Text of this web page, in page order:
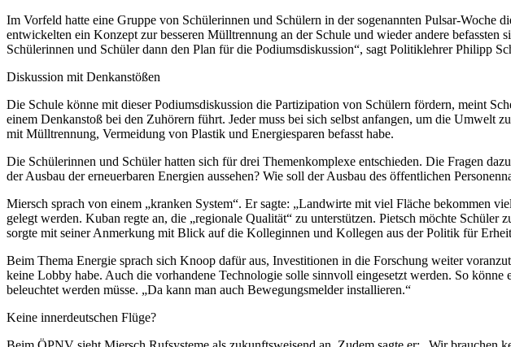
Im Vorfeld hatte eine Gruppe von Schülerinnen und Schülern in der sogenannten Pulsar-
entwickelten ein Konzept zur besseren Mülltrennung an der Schule und wieder andere
Schülerinnen und Schüler dann den Plan für die Podiumsdiskussion“, sagt Politiklehrer Philipp
Diskussion mit Denkanstößen
Die Schule könne mit dieser Podiumsdiskussion die Partizipation von Schülern fördern, meint
einem Denkanstoß bei den Zuhörern führt. Jeder muss bei sich selbst anfangen, um die Umwelt
mit Mülltrennung, Vermeidung von Plastik und Energiesparen befasst habe.
Die Schülerinnen und Schüler hatten sich für drei Themenkomplexe entschieden. Die Fragen
der Ausbau der erneuerbaren Energien aussehen? Wie soll der Ausbau des öffentlichen
Miersch sprach von einem „kranken System“. Er sagte: „Landwirte mit viel Fläche bekommen
gelegt werden. Kuban regte an, die „regionale Qualität“ zu unterstützen. Pietsch möchte Schüler
sorgte mit seiner Anmerkung mit Blick auf die Kolleginnen und Kollegen aus der Politik für
Beim Thema Energie sprach sich Knoop dafür aus, Investitionen in die Forschung weiter
keine Lobby habe. Auch die vorhandene Technologie solle sinnvoll eingesetzt werden. So
beleuchtet werden müsse. „Da kann man auch Bewegungsmelder installieren.“
Keine innerdeutschen Flüge?